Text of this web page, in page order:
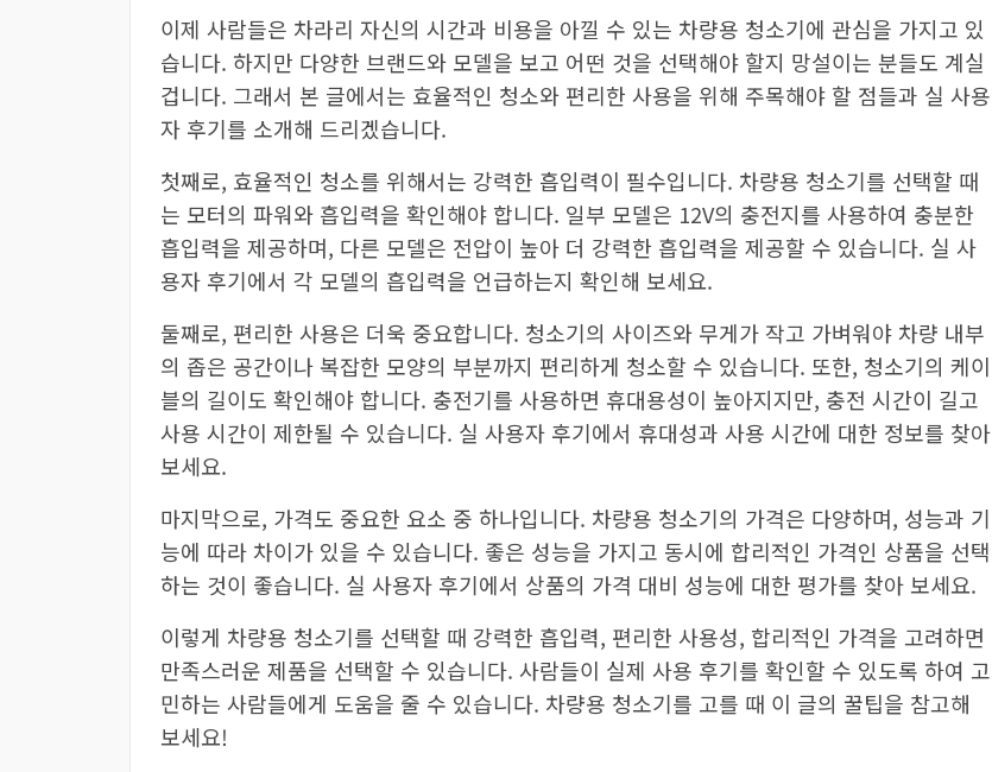
이제 사람들은 차라리 자신의 시간과 비용을 아낄 수 있는 차량용 청소기에 관심을 가지고 있
습니다. 하지만 다양한 브랜드와 모델을 보고 어떤 것을 선택해야 할지 망설이는 분들도 계실
겁니다. 그래서 본 글에서는 효율적인 청소와 편리한 사용을 위해 주목해야 할 점들과 실 사용
자 후기를 소개해 드리겠습니다.
첫째로, 효율적인 청소를 위해서는 강력한 흡입력이 필수입니다. 차량용 청소기를 선택할 때
는 모터의 파워와 흡입력을 확인해야 합니다. 일부 모델은 12V의 충전지를 사용하여 충분한
흡입력을 제공하며, 다른 모델은 전압이 높아 더 강력한 흡입력을 제공할 수 있습니다. 실 사
용자 후기에서 각 모델의 흡입력을 언급하는지 확인해 보세요.
둘째로, 편리한 사용은 더욱 중요합니다. 청소기의 사이즈와 무게가 작고 가벼워야 차량 내부
의 좁은 공간이나 복잡한 모양의 부분까지 편리하게 청소할 수 있습니다. 또한, 청소기의 케이
블의 길이도 확인해야 합니다. 충전기를 사용하면 휴대용성이 높아지지만, 충전 시간이 길고
사용 시간이 제한될 수 있습니다. 실 사용자 후기에서 휴대성과 사용 시간에 대한 정보를 찾아
보세요.
마지막으로, 가격도 중요한 요소 중 하나입니다. 차량용 청소기의 가격은 다양하며, 성능과 기
능에 따라 차이가 있을 수 있습니다. 좋은 성능을 가지고 동시에 합리적인 가격인 상품을 선택
하는 것이 좋습니다. 실 사용자 후기에서 상품의 가격 대비 성능에 대한 평가를 찾아 보세요.
이렇게 차량용 청소기를 선택할 때 강력한 흡입력, 편리한 사용성, 합리적인 가격을 고려하면
만족스러운 제품을 선택할 수 있습니다. 사람들이 실제 사용 후기를 확인할 수 있도록 하여 고
민하는 사람들에게 도움을 줄 수 있습니다. 차량용 청소기를 고를 때 이 글의 꿀팁을 참고해
보세요!